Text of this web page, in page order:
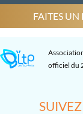
FAITES
officiel du
SUIVEZ